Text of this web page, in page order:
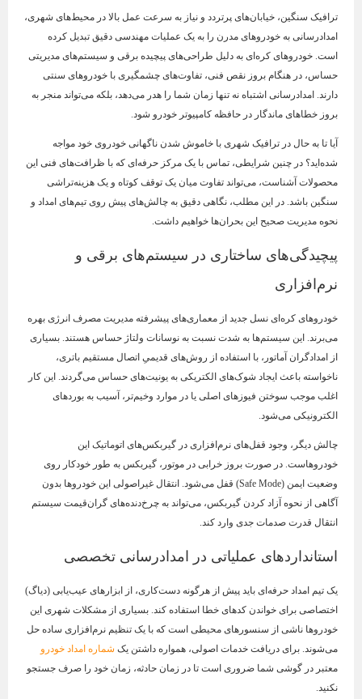
ترافیک سنگین، خیابان‌های پرتردد و نیاز به سرعت عمل بالا در محیط‌های شهری،
امدادرسانی به خودروهای مدرن را به یک عملیات مهندسی دقیق تبدیل کرده
است. خودروهای کره‌ای به دلیل طراحی‌های پیچیده برقی و سیستم‌های مدیریتی
حساس، در هنگام بروز نقص فنی، تفاوت‌های چشمگیری با خودروهای سنتی
دارند. امدادرسانی اشتباه نه تنها زمان شما را هدر می‌دهد، بلکه می‌تواند منجر به
بروز خطاهای ماندگار در حافظه کامپیوتر خودرو شود.
آیا تا به حال در ترافیک شهری با خاموش شدن ناگهانی خودروی خود مواجه
شده‌اید؟ در چنین شرایطی، تماس با یک مرکز حرفه‌ای که با ظرافت‌های فنی این
محصولات آشناست، می‌تواند تفاوت میان یک توقف کوتاه و یک هزینه‌تراشی
سنگین باشد. در این مطلب، نگاهی دقیق به چالش‌های پیش روی تیم‌های امداد و
نحوه مدیریت صحیح این بحران‌ها خواهیم داشت.
پیچیدگی‌های ساختاری در سیستم‌های برقی و
نرم‌افزاری
خودروهای کره‌ای نسل جدید از معماری‌های پیشرفته مدیریت مصرف انرژی بهره
می‌برند. این سیستم‌ها به شدت نسبت به نوسانات ولتاژ حساس هستند. بسیاری
از امدادگران آماتور، با استفاده از روش‌های قدیمیِ اتصال مستقیم باتری،
ناخواسته باعث ایجاد شوک‌های الکتریکی به یونیت‌های حساس می‌گردند. این کار
اغلب موجب سوختن فیوزهای اصلی یا در موارد وخیم‌تر، آسیب به بوردهای
الکترونیکی می‌شود.
چالش دیگر، وجود قفل‌های نرم‌افزاری در گیربکس‌های اتوماتیک این
خودروهاست. در صورت بروز خرابی در موتور، گیربکس به طور خودکار روی
وضعیت ایمن (Safe Mode) قفل می‌شود. انتقال غیراصولی این خودروها بدون
آگاهی از نحوه آزاد کردن گیربکس، می‌تواند به چرخ‌دنده‌های گران‌قیمت سیستم
انتقال قدرت صدمات جدی وارد کند.
استانداردهای عملیاتی در امدادرسانی تخصصی
یک تیم امداد حرفه‌ای باید پیش از هرگونه دست‌کاری، از ابزارهای عیب‌یابی (دیاگ)
اختصاصی برای خواندن کدهای خطا استفاده کند. بسیاری از مشکلات شهری این
خودروها ناشی از سنسورهای محیطی است که با یک تنظیم نرم‌افزاری ساده حل
می‌شوند. برای دریافت خدمات اصولی، همواره داشتن یک شماره امداد خودرو
معتبر در گوشی شما ضروری است تا در زمان حادثه، زمان خود را صرف جستجو
نکنید.